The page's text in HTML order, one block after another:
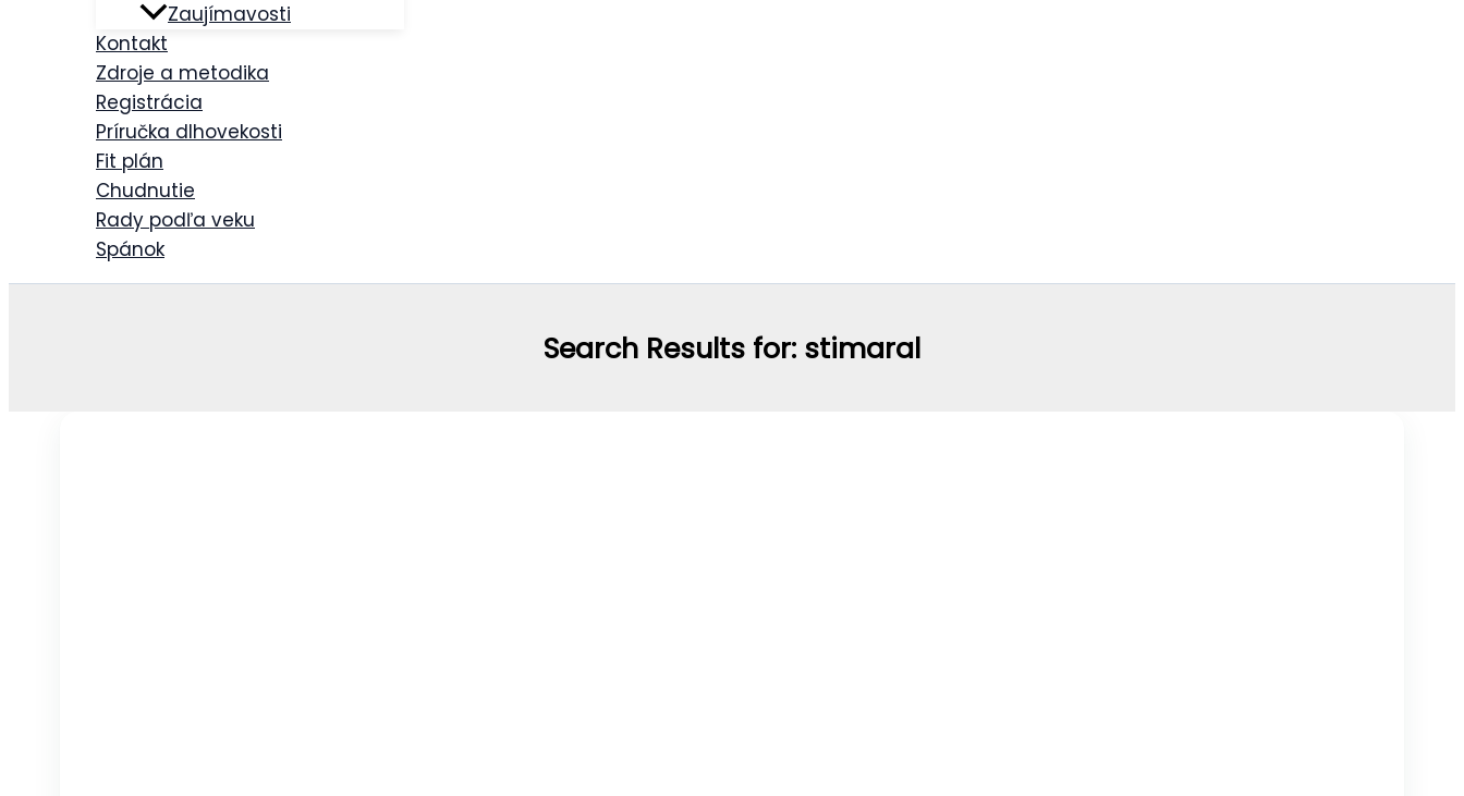
Zaujímavosti
Kontakt
Zdroje a metodika
Registrácia
Príručka dlhovekosti
Fit plán
Chudnutie
Rady podľa veku
Spánok
Search Results for: stimaral